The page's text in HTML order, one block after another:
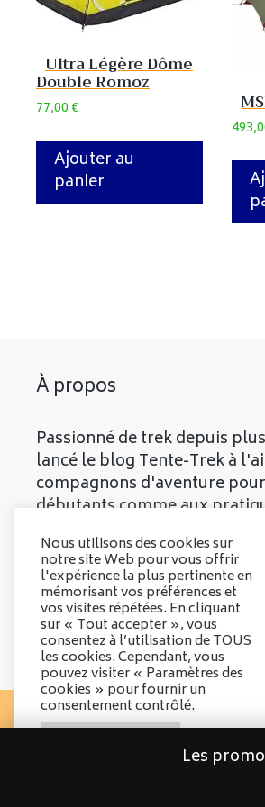
Ultra Légère Dôme
Double Romoz
77,00€
Ajouter au
panier
À propos
Passionné de trek depuis
lancé le blog Tente-Trek à
compagnons d'aventure
débutants comme aux
de découvrir les meilleurs
Vous trouverez divers
objectifs sur les différentes
vous présenterons.
Trek, le comparatif qui parle
Trek!
Nous utilisons des cookies sur
notre site Web pour vous offrir
l'expérience la plus pertinente en
mémorisant vos préférences et
vos visites répétées. En cliquant
sur « Tout accepter », vous
consentez à l’utilisation de TOUS
les cookies. Cependant, vous
pouvez visiter « Paramètres des
cookies » pour fournir un
consentement contrôlé.
Les